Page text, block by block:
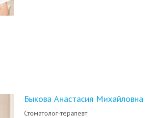
Быкова Анастасия Михайловна
Стоматолог-терапевт.